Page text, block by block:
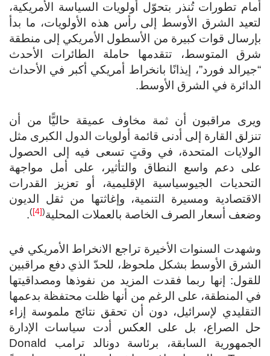
أمام تطورات تُنذر بتحوّل أولويات السياسة الأمريكية،
لتعيد الشرق الأوسط إلى رأس هذه الأولويات، ما بدأ
بإرسال قوات كبيرة من الأسطول الأمريكي إلى منطقة
شرق المتوسط، تتقدمها حاملة الطائرات الأحدث
“جيرالد فورد”، إيذانًا بانخراط أمريكي أكبر في الأحداث
الدائرة في الشرق الأوسط.
ويرى مراقبون أن ثمة مخاوف عميقة حاليًّا من أن
تنزلق القارة إلى أدنى قائمة أولويات الدول الكبرى مثل
الولايات المتحدة، في وقتٍ تسعى فيه إلى الحصول
على دعم واسع النطاق والتأثير، على أمل مواجهة
التحديات الجيوسياسية الإقليمية، أو تعزيز القدرات
الاقتصادية ومسيرة التنمية، وإغاثتها من ثقل الديون
وضعف أسعار الصرف الخاصة بالعملات المحلية(
[4]
)
.
وشهدت السنوات الأخيرة تراجع الانخراط الأمريكي في
الشرق الأوسط بشكل ملحوظ، للحدّ الذي دفع مراقبين
للقول: إنها ربما فقدت المزيد من نفوذها ومصداقيتها
في المنطقة، على الرغم من أنها ظلت محتفظة بدعمها
التقليدي لإسرائيل، دون أن تحقق نتائج ملموسة إزاء
حل الصراع، بل على العكس أدت سياسات الإدارة
الجمهورية السابقة، برئاسة دونالد ترامب Donald